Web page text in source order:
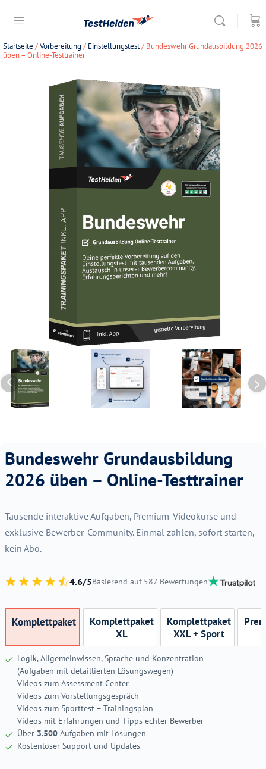
Startseite /Vorbereitung / Einstellungstest/ Bundeswehr Grundausbildung 2026
üben – Online-Testtrainer
Bundeswehr Grundausbildung
2026 üben – Online-Testtrainer
Tausende interaktive Aufgaben, Premium-Videokurse und
exklusive Bewerber-Community. Einmal zahlen, sofort starten,
kein Abo.
4.6/5Basierend auf 587 Bewertungen
Komplettpaket
Komplettpaket
XL
Komplettpaket
XXL + Sport
Logik, Allgemeinwissen, Sprache und Konzentration
(Aufgaben mit detaillierten Lösungswegen)
Videos zum Assessment Center
Videos zum Vorstellungsgespräch
Videos zum Sporttest + Trainingsplan
Videos mit Erfahrungen und Tipps echter Bewerber
Über 3.500 Aufgaben mit Lösungen
Kostenloser Support und Updates